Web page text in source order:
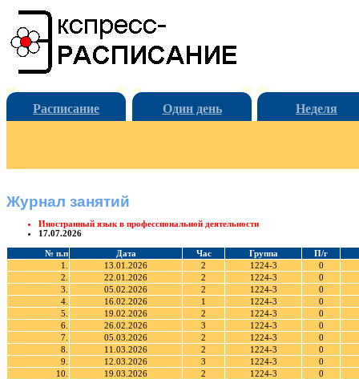
Расписание Один день Неделя
Журнал занятий
Иностранный язык в профессиональной деятельности
17.07.2026
№ п.п Дата Час Группа
П/г
1.
13.01.2026 2 1224-3
0
2.
22.01.2026 2 1224-3
0
3.
05.02.2026 2 1224-3
0
4.
16.02.2026 1 1224-3
0
5.
19.02.2026 2 1224-3
0
6.
26.02.2026 3 1224-3
0
7.
05.03.2026 2 1224-3
0
8.
11.03.2026 2 1224-3
0
9.
12.03.2026 3 1224-3
0
10.
19.03.2026 2 1224-3
0